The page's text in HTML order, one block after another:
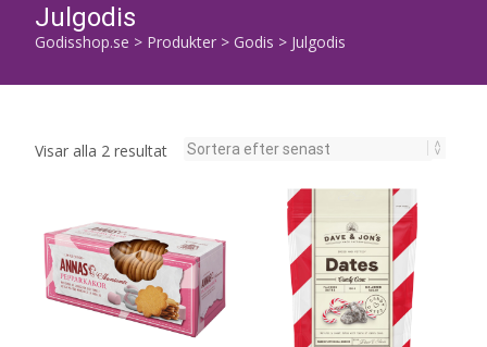
Julgodis
Godisshop.se > Produkter > Godis > Julgodis
Visar alla 2 resultatSortera